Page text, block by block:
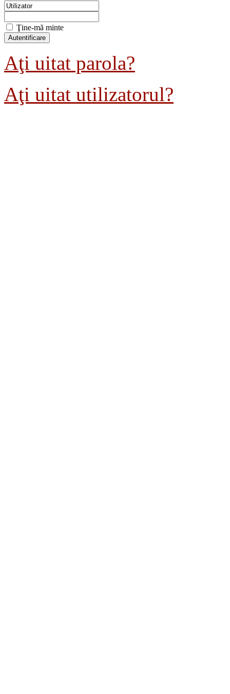
Ţine-mă minte
Aţi uitat parola?
Aţi uitat utilizatorul?